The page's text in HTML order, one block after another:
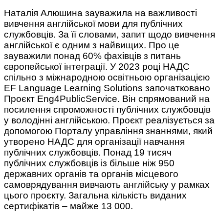
Наталія Алюшина зауважила на важливості
вивчення англійської мови для публічних
службовців. За її словами, запит щодо вивчення
англійської є одним з найвищих. Про це
зауважили понад 60% фахівців з питань
європейської інтеграції. У 2023 році НАДС
спільно з міжнародною освітньою організацією
EF Language Learning Solutions започатковано
Проєкт Eng4PublicService. Він спрямований на
посилення спроможності публічних службовців
у володінні англійською. Проєкт реалізується за
допомогою Порталу управління знаннями, який
утворено НАДС для організації навчання
публічних службовців. Понад 19 тисяч
публічних службовців із більше ніж 950
державних органів та органів місцевого
самоврядування вивчають англійську у рамках
цього проєкту. Загальна кількість виданих
сертифікатів – майже 13 000.